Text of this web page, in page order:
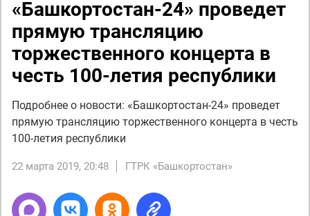
«Башкортостан-24» проведет
прямую трансляцию
торжественного концерта в
честь 100-летия республики
Подробнее о новости: «Башкортостан-24» проведет
прямую трансляцию торжественного концерта в честь
100-летия республики
22 марта 2019, 20:48 ГТРК «Башкортостан»